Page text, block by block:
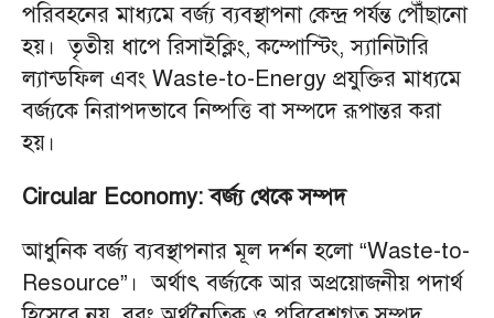
পরিবহনের মাধ্যমে বর্জ্য ব্যবস্থাপনা কেন্দ্র পর্যন্ত পৌঁছানো
হয়। তৃতীয় ধাপে রিসাইক্লিং, কম্পোস্টিং, স্যানিটারি
ল্যান্ডফিল এবং Waste-to-Energy প্রযুক্তির মাধ্যমে
বর্জ্যকে নিরাপদভাবে নিষ্পত্তি বা সম্পদে রূপান্তর করা
হয়।
Circular Economy: বর্জ্য থেকে সম্পদ
আধুনিক বর্জ্য ব্যবস্থাপনার মূল দর্শন হলো “Waste-to-
Resource”। অর্থাৎ বর্জ্যকে আর অপ্রয়োজনীয় পদার্থ